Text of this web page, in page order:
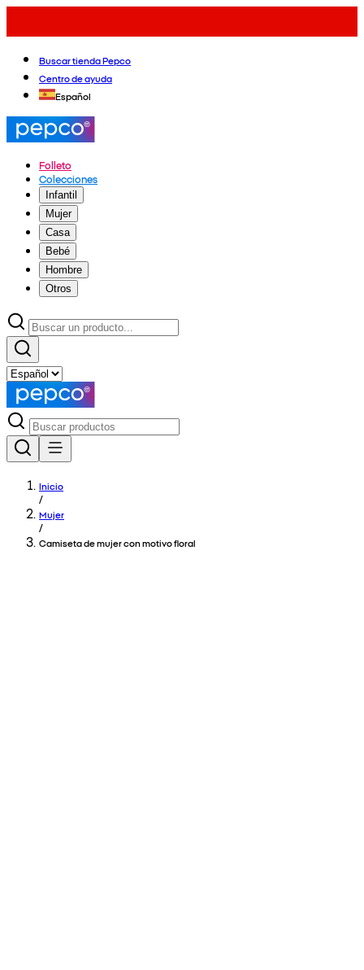
Buscar tienda Pepco
Centro de ayuda
Español
Folleto
Colecciones
Infantil
Mujer
Casa
Bebé
Hombre
Otros
Inicio
/
Mujer
/
Camiseta de mujer con motivo floral